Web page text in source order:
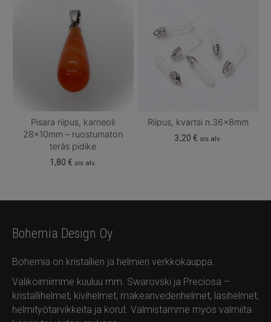
Pisara riipus, karneoli
28x10mm – ruostumaton
teräs pidike
1,80€ sis alv.
Riipus, kvartsi n.36x8mm
3,20 € sis alv.
Bohemia Design Oy
Bohemia on kristallien ja helmien verkkokauppa.
Valikoimiimme kuuluu mm. Swarovski ja Preciosa –
kristallihelmet, kivihelmet, makeanvedenhelmet, lasihelmet,
helmityötarvikkeita ja korut. Valmistamme myös valmiita